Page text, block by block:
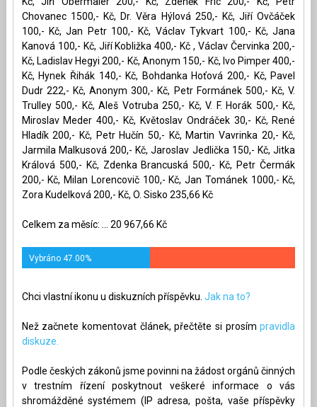
Chovanec 1500,- Kč, Dr. Věra Hýlová 250,- Kč, Jiří Ovčáček
100,- Kč, Jan Petr 100,- Kč, Václav Tykvart 100,- Kč, Jana
Kanová 100,- Kč, Jiří Kobližka 400,- Kč , Václav Červinka 200,-
Kč, Ladislav Hegyi 200,- Kč, Anonym 150,- Kč, Ivo Pimper 400,-
Kč, Hynek Řihák 140,- Kč, Bohdanka Hoťová 200,- Kč, Pavel
Dudr 222,- Kč, Anonym 300,- Kč, Petr Formánek 500,- Kč, V.
Trulley 500,- Kč, Aleš Votruba 250,- Kč, V. F. Horák 500,- Kč,
Miroslav Meder 400,- Kč, Květoslav Ondráček 30,- Kč, René
Hladík 200,- Kč, Petr Hučín 50,- Kč, Martin Vavrinka 20,- Kč,
Jarmila Malkusová 200,- Kč, Jaroslav Jedlička 150,- Kč, Jitka
Králová 500,- Kč, Zdenka Brancuská 500,- Kč, Petr Čermák
200,- Kč, Milan Lorencovič 100,- Kč, Jan Tománek 1000,- Kč,
Zora Kudelková 200,- Kč, O. Sisko 235,66 Kč
Celkem za měsíc: ... 20 967,66 Kč
Vybráno 47.00%
Chci vlastní ikonu u diskuzních příspěvku. Jak na to?
Než začnete komentovat článek, přečtěte si prosímpravidla
diskuze.
Podle českých zákonů jsme povinni na žádost orgánů činných
v trestním řízení poskytnout veškeré informace o vás
shromážděné systémem (IP adresa, pošta, vaše příspěvky